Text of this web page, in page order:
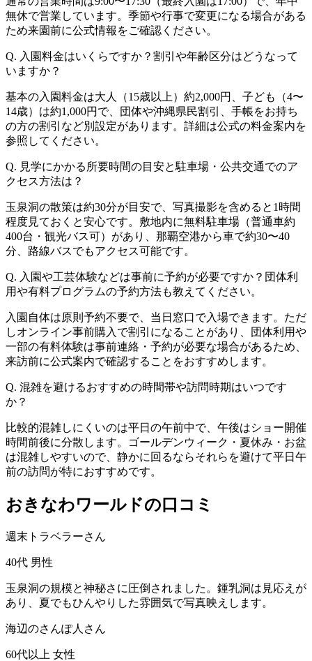
無休で営業しています。季節や行事で変更になる場合がある
ため来園前に公式情報をご確認ください。
Q. 入園料金はいくらですか？割引や年齢区分はどうなって
いますか？
基本の入園料金は大人（15歳以上）約2,000円、子ども（4〜
14歳）は約1,000円で、団体や沖縄県民割引、手帳をお持ち
の方の割引など別設定があります。詳細は公式の料金案内を
参照してください。
Q. 見学にかかる所要時間の目安と駐車場・公共交通でのア
クセス方法は？
玉泉洞の散策は約30分が目安で、写真撮影を含めると1時間
程度見ておくと安心です。敷地内に無料駐車場（普通車約
400台・観光バス可）があり、那覇空港から車で約30〜40
分、路線バスでもアクセス可能です。
Q. 入園や工芸体験などは事前に予約が必要ですか？団体利
用や有料プログラムの予約方法も教えてください。
入園自体は原則予約不要で、当日窓口で入場できます。ただ
しオンライン事前購入で割引になることがあり、団体利用や
一部の有料体験は事前連絡・予約が必要な場合があるため、
来訪前に公式案内で確認することをおすすめします。
Q. 混雑を避けるおすすめの時間帯や訪問時期はいつです
か？
比較的混雑しにくいのは平日の午前中で、午後はショー開催
時間前後に分散します。ゴールデンウィーク・夏休み・お盆
は混雑しやすいので、静かに回るならそれらを避けて平日午
前の訪問が特におすすめです。
おきなわワールドの口コミ
週末トラベラーさん
40代 男性
玉泉洞の規模と神秘さに圧倒されました。鍾乳洞は見応えが
あり、夏でもひんやりした雰囲気で写真映えします。
海辺のさんぽ人さん
60代以上 女性